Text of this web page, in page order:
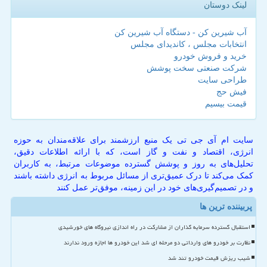
لینک دوستان
آب شیرین کن - دستگاه آب شیرین کن
انتخابات مجلس ، کاندیدای مجلس
خرید و فروش خودرو
شرکت صنعتی سخت پوشش
طراحی سایت
فیش حج
قیمت بیسیم
سایت ام آی جی تی یک منبع ارزشمند برای علاقه‌مندان به حوزه
انرژی، اقتصاد و نفت و گاز است، که با ارائه اطلاعات دقیق،
تحلیل‌های به روز و پوشش گسترده موضوعات مرتبط، به کاربران
کمک می‌کند تا درک عمیق‌تری از مسائل مربوط به انرژی داشته باشند
و در تصمیم‌گیری‌های خود در این زمینه، موفق‌تر عمل کنند
پربیننده ترین ها
استقبال گسترده سرمایه گذاران از مشارکت در راه اندازی نیروگاه های خورشیدی
نظارت بر خودرو های وارداتی دو مرحله ای شد این خودرو ها اجازه ورود ندارند
شیب ریزش قیمت خودرو تند شد